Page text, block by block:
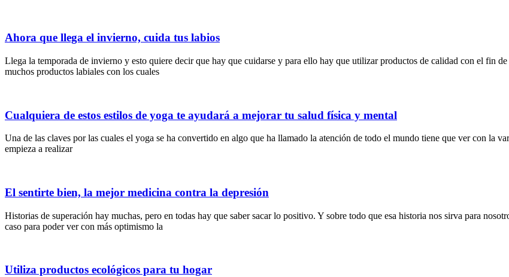
Ahora que llega el invierno, cuida tus labios
Llega la temporada de invierno y esto quiere decir que hay que cuidarse y para ello hay que utilizar productos de calidad con el fin
muchos productos labiales con los cuales
Cualquiera de estos estilos de yoga te ayudará a mejorar tu salud física y mental
Una de las claves por las cuales el yoga se ha convertido en algo que ha llamado la atención de todo el mundo tiene que ver con la
empieza a realizar
El sentirte bien, la mejor medicina contra la depresión
Historias de superación hay muchas, pero en todas hay que saber sacar lo positivo. Y sobre todo que esa historia nos sirva para
caso para poder ver con más optimismo la
Utiliza productos ecológicos para tu hogar